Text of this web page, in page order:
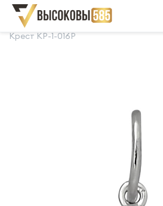
Главная Склад готовой продукции
Крест КР-1-016Р